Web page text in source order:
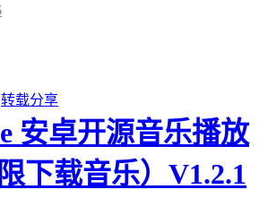
转载分享
安卓开源音乐播放
下载音乐）V1.2.1